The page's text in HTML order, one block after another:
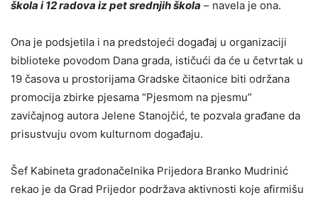
škola i 12 radova iz pet srednjih škola – navela je ona.
Ona je podsjetila i na predstojeći događaj u organizaciji
biblioteke povodom Dana grada, ističući da će u četvrtak u
19 časova u prostorijama Gradske čitaonice biti održana
promocija zbirke pjesama “Pjesmom na pjesmu”
zavičajnog autora Jelene Stanojčić, te pozvala građane da
prisustvuju ovom kulturnom događaju.
Šef Kabineta gradonačelnika Prijedora Branko Mudrinić
rekao je da Grad Prijedor podržava aktivnosti koje afirmišu